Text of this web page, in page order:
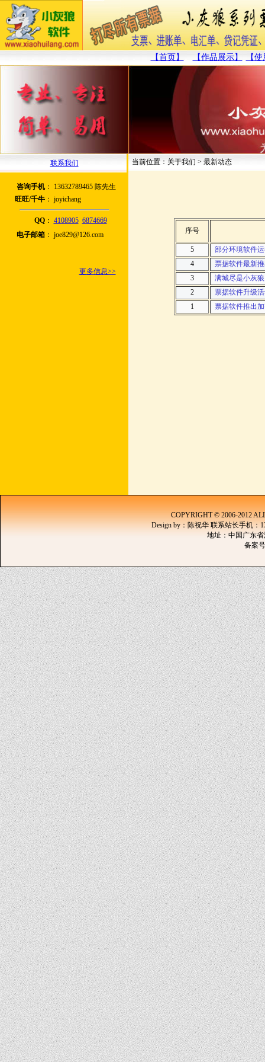
【首页】 【作品展示】 【
联系我们
咨询手机：
13632789465 陈先生
旺旺/千牛： joyichang
QQ： 4108905 6874669
电子邮箱： joe829@126.com
更多信息>>
当前位置：关于我们 > 最新动态
序号
5
部分环境软件
4
票据软件最新
3
满城尽是小灰狼
2
票据软件升级
1
票据软件推出
COPYRIGHT © 2006-2012
Design by：陈祝华 联系站长手机：
地址：中国广东
备案